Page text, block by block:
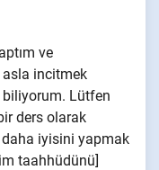
ve
asla incitmek
biliyorum. Lütfen
ders olarak
daha iyisini yapmak
taahhüdünü]